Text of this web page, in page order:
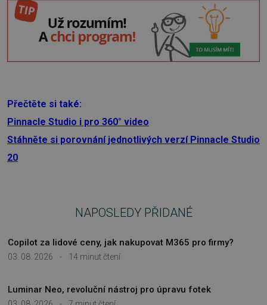
Přečtěte si také:
Pinnacle Studio i pro 360° video
Stáhněte si porovnání jednotlivých verzí Pinnacle Studio
20
NAPOSLEDY PŘIDANÉ
03. 08. 2026 - 14 minut čtení
Copilot za lidové ceny, jak nakupovat M365 pro firmy?
Luminar Neo, revoluční nástroj pro úpravu fotek